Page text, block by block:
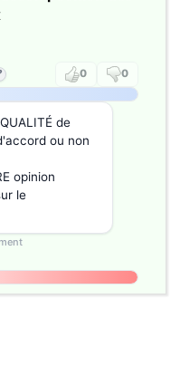
0
0
de
ou non
opinion
le